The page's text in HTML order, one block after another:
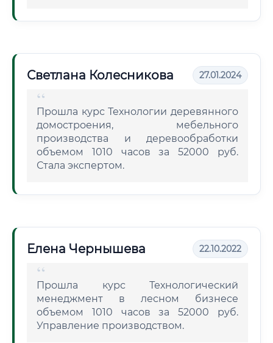
Светлана Колесникова 27.01.2024
Прошла курс Технологии деревянного
домостроения, мебельного
производства и деревообработки
объемом 1010 часов за 52000 руб.
Стала экспертом.
Елена Чернышева 22.10.2022
Прошла курс Технологический
менеджмент в лесном бизнесе
объемом 1010 часов за 52000 руб.
Управление производством.